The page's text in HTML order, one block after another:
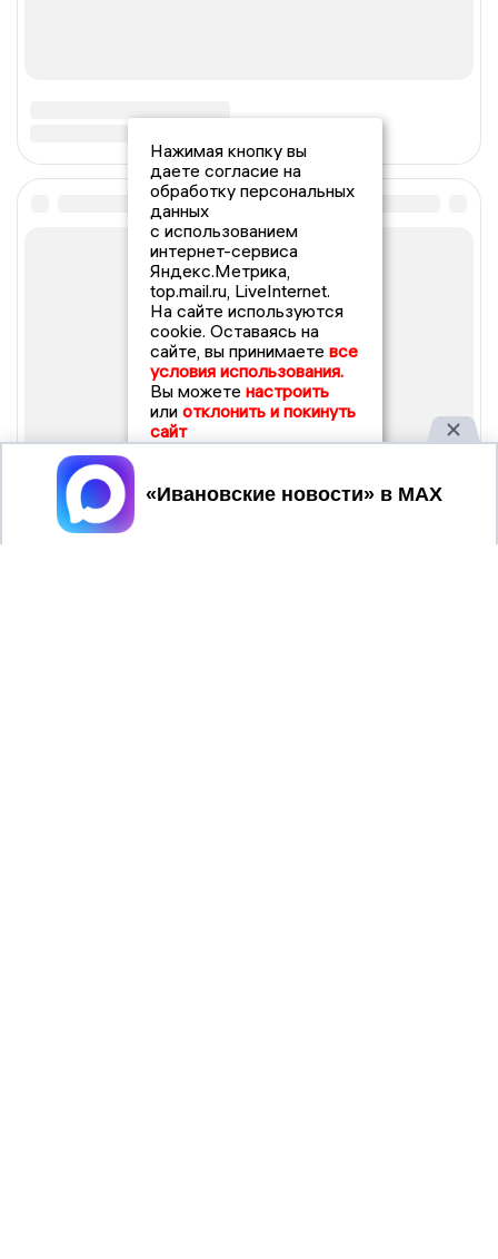
Нажимая кнопку вы
даете согласие на
обработку персональных
данных
с использованием
интернет-сервиса
Яндекс.Метрика,
top.mail.ru, LiveInternet.
На сайте используются
cookie. Оставаясь на
сайте, вы принимаете все
условия использования.
Вы можете настроить
или отклонить и покинуть
сайт
Принять